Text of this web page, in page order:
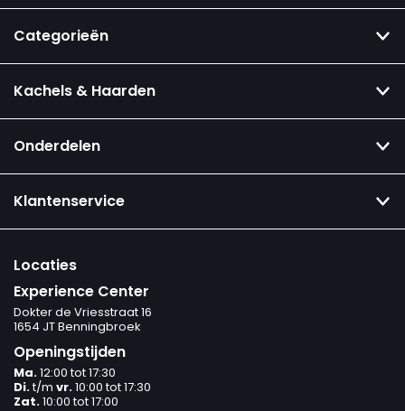
Categorieën
Kachels & Haarden
Onderdelen
Klantenservice
Locaties
Experience Center
Dokter de Vriesstraat 16
1654 JT Benningbroek
Openingstijden
Ma.12:00 tot 17:30
Di.t/m vr.10:00 tot 17:30
Zat.10:00 tot 17:00